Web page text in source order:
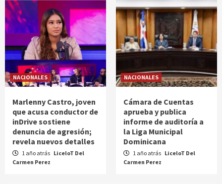
NACIONALES
Marlenny Castro, joven
que acusa conductor de
inDrive sostiene
denuncia de agresión;
revela nuevos detalles
1 año atrás LiceloT Del
Carmen Perez
NACIONALES
Cámara de Cuentas
aprueba y publica
informe de auditoría a
la Liga Municipal
Dominicana
1 año atrás LiceloT Del
Carmen Perez